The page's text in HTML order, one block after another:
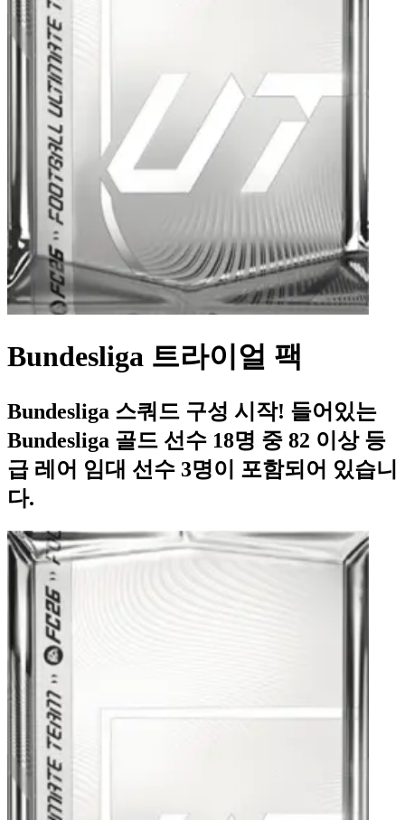
Bundesliga 트라이얼 팩
Bundesliga 스쿼드 구성 시작! 들어있는
Bundesliga 골드 선수 18명 중 82 이상 등
급 레어 임대 선수 3명이 포함되어 있습니
다.